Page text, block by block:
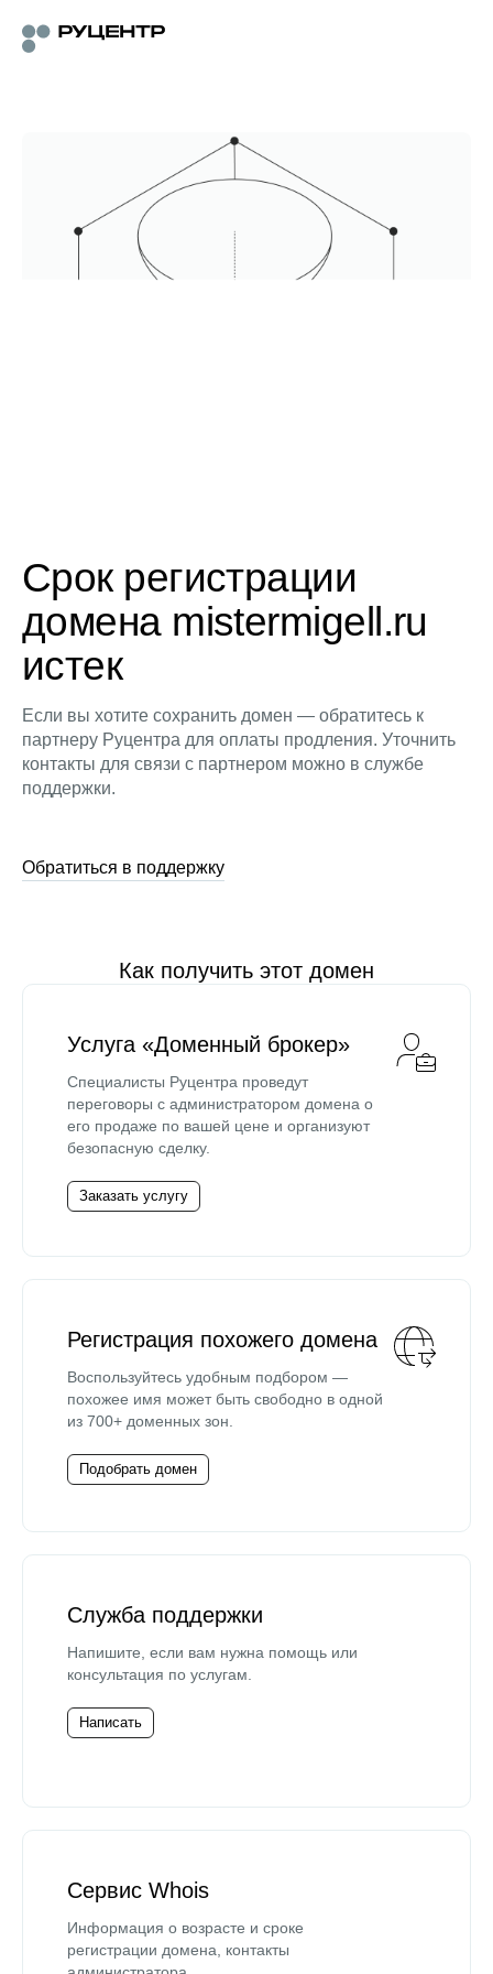
Срок регистрации
домена mistermigell.ru
истек
Если вы хотите сохранить домен — обратитесь к
партнеру Руцентра для оплаты продления. Уточнить
контакты для связи с партнером можно в службе
поддержки.
Обратиться в поддержку
Как получить этот домен
Услуга «Доменный брокер»
Специалисты Руцентра проведут
переговоры с администратором домена о
его продаже по вашей цене и организуют
безопасную сделку.
Заказать услугу
Регистрация похожего домена
Воспользуйтесь удобным подбором —
похожее имя может быть свободно в одной
из 700+ доменных зон.
Подобрать домен
Служба поддержки
Напишите, если вам нужна помощь или
консультация по услугам.
Написать
Сервис Whois
Информация о возрасте и сроке
регистрации домена, контакты